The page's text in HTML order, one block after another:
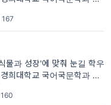
바라며 매학기 독립문예지를
167
물과 성장'에 맞춰 눈길 학우
희대학교 국어국문학과 창
바라며 매학기 독립문예지를